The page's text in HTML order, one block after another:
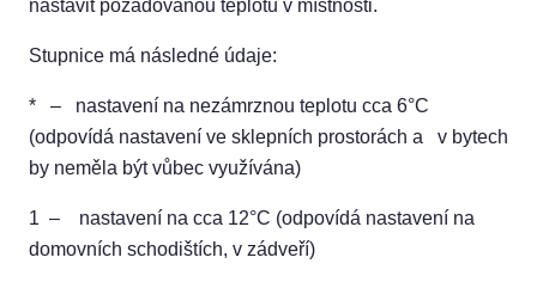
nastavit požadovanou teplotu v místnosti.
Stupnice má následné údaje:
* – nastavení na nezámrznou teplotu cca 6°C
(odpovídá nastavení ve sklepních prostorách a v bytech
by neměla být vůbec využívána)
1 – nastavení na cca 12°C (odpovídá nastavení na
domovních schodištích, v zádveří)